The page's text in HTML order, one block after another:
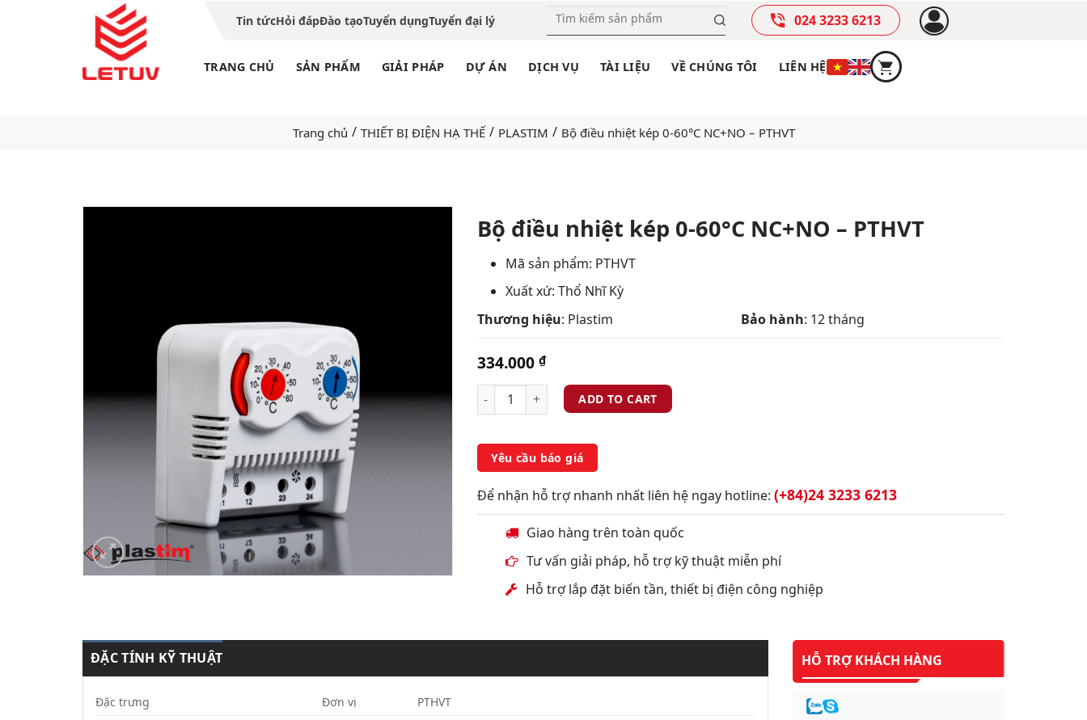
Tin tứcHỏi đápĐào tạoTuyển dụngTuyển đại lý 024 3233 6213
TRANG CHỦ SẢN PHẨM GIẢI PHÁP DỰ ÁN DỊCH VỤ TÀI LIỆU VỀ CHÚNG TÔI LIÊN HỆ
Trang chủ / THIẾT BỊ ĐIỆN HẠ THẾ / PLASTIM / Bộ điều nhiệt kép 0-60°C NC+NO – PTHVT
Bộ điều nhiệt kép 0-60°C NC+NO – PTHVT
Mã sản phẩm: PTHVT
Xuất xứ: Thổ Nhĩ Kỳ
Thương hiệu: Plastim Bảo hành: 12 tháng
334.000 ₫
ADD TO CART
Yêu cầu báo giá
Để nhận hỗ trợ nhanh nhất liên hệ ngay hotline: (+84)24 3233 6213
Giao hàng trên toàn quốc
Tư vấn giải pháp, hỗ trợ kỹ thuật miễn phí
Hỗ trợ lắp đặt biến tần, thiết bị điện công nghiệp
ĐẶC TÍNH KỸ THUẬT
Đặc trưng Đơn vị
PTHVT
HỖ TRỢ KHÁCH HÀNG